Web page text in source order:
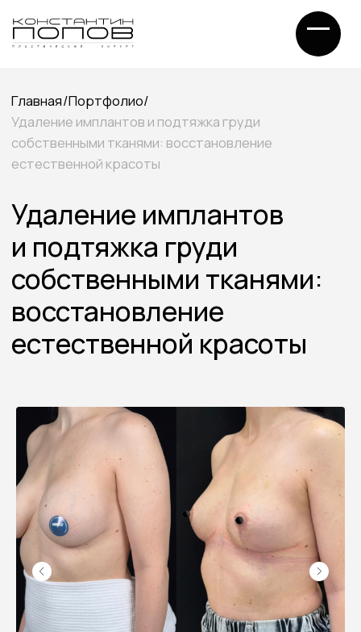
собственными тканями: восстановление
естественной красоты
Удаление имплантов
и подтяжка груди
собственными тканями:
восстановление
естественной красоты